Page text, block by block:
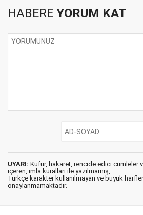
HABERE YORUM KAT
UYARI: Küfür, hakaret, rencide edici cümleler
içeren, imla kuralları ile yazılmamış,
Türkçe karakter kullanılmayan ve büyük
onaylanmamaktadır.